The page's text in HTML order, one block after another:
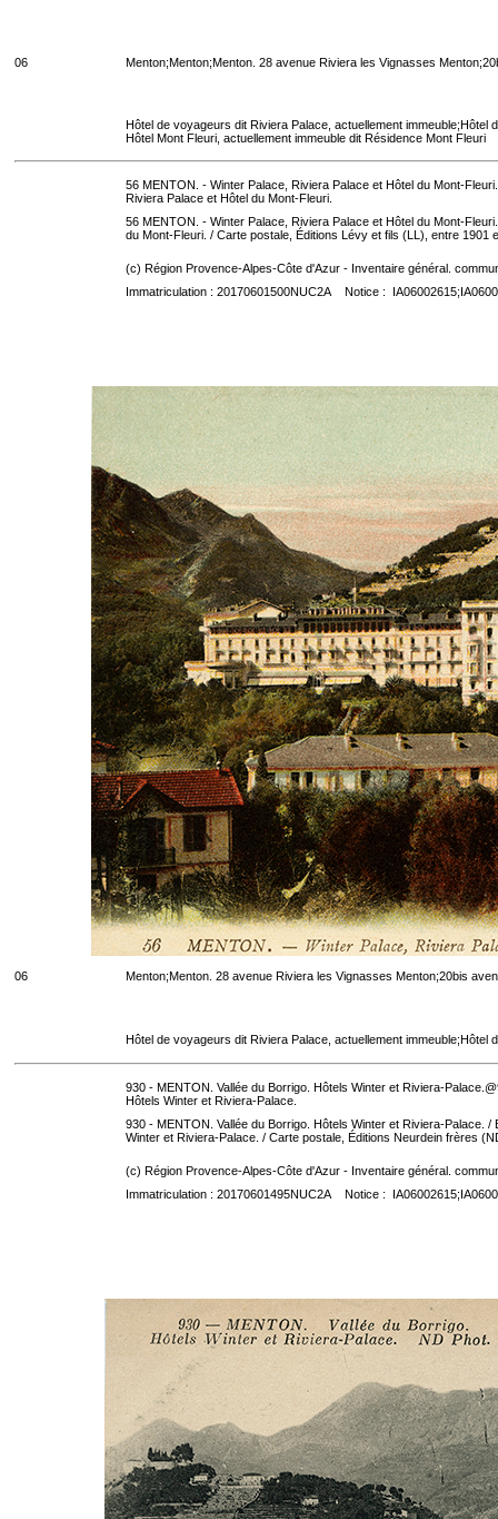
06 Menton;Menton;Menton. 28 avenue Riviera les Vignasses
Hôtel de voyageurs dit Riviera Palace, actuellement
Hôtel Mont Fleuri, actuellement immeuble dit Résidence Mont Fleuri
56 MENTON. - Winter Palace, Riviera Palace et Hôtel du Mont-
Riviera Palace et Hôtel du Mont-Fleuri.
56 MENTON. - Winter Palace, Riviera Palace et Hôtel du Mont-
du Mont-Fleuri. / Carte postale, Éditions Lévy et fils (LL), entre 1901
(c) Région Provence-Alpes-Côte d'Azur - Inventaire général.
Immatriculation : 20170601500NUC2A Notice :
06 Menton;Menton. 28 avenue Riviera les Vignasses Menton;20bis
Hôtel de voyageurs dit Riviera Palace, actuellement
930 - MENTON. Vallée du Borrigo. Hôtels Winter et Riviera-
Hôtels Winter et Riviera-Palace.
930 - MENTON. Vallée du Borrigo. Hôtels Winter et Riviera-Palace.
Winter et Riviera-Palace. / Carte postale, Éditions Neurdein frères
(c) Région Provence-Alpes-Côte d'Azur - Inventaire général.
Immatriculation : 20170601495NUC2A Notice :